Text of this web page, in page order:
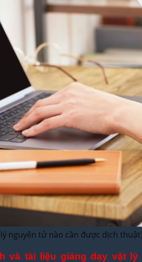
nguyên tử nào cần được dịch
và tài liệu giảng dạy vật lý